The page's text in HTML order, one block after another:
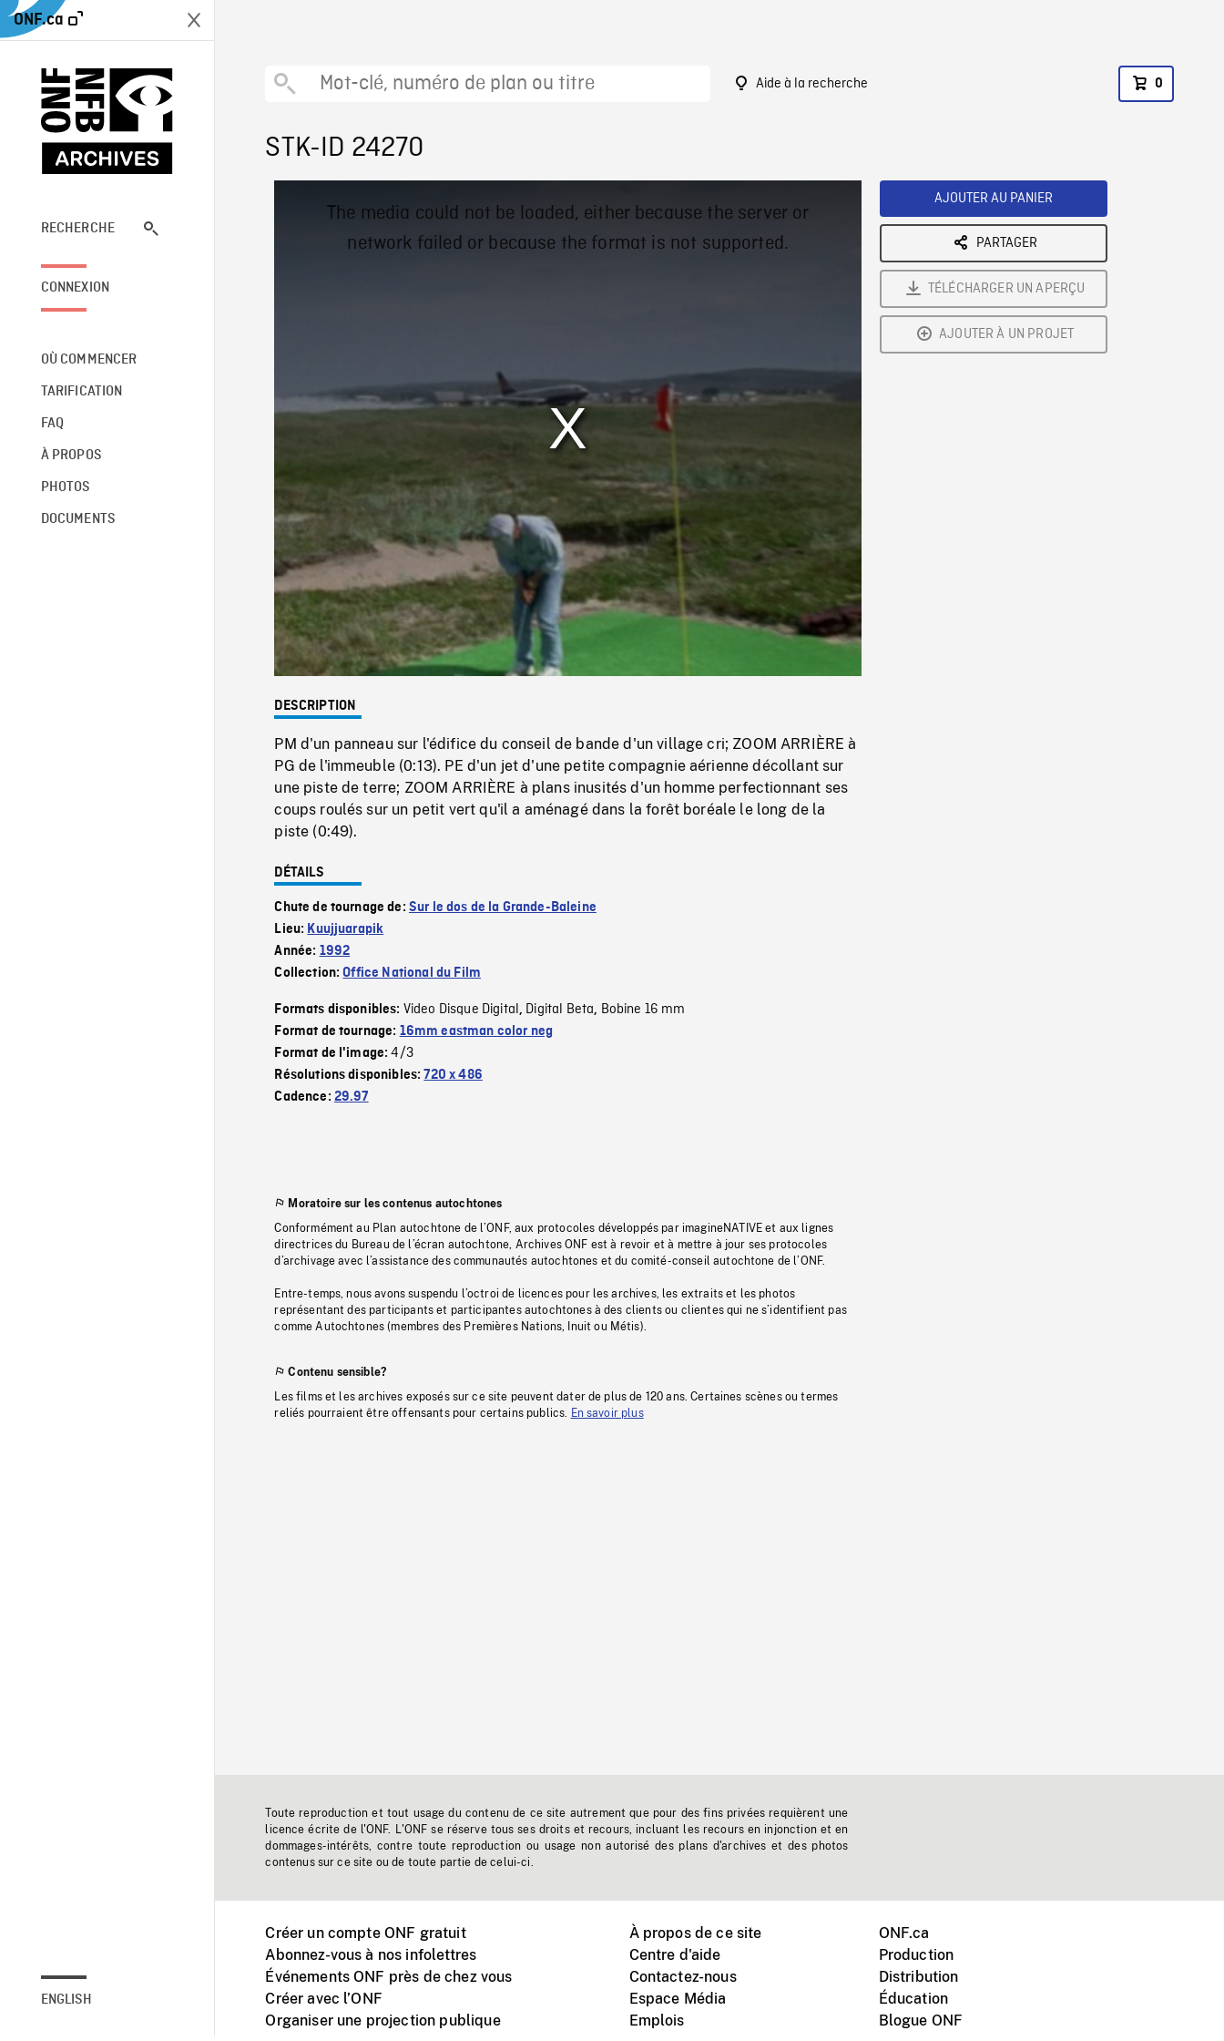
ONF.ca
RECHERCHE
CONNEXION
OÙ COMMENCER
TARIFICATION
FAQ
À PROPOS
PHOTOS
DOCUMENTS
ENGLISH
Aide à la recherche 0
STK-ID 24270
Mute
0%
Rate
The media could not be loaded, either because the server or
network failed or because the format is not supported.
DESCRIPTION
PM d'un panneau sur l'édifice du conseil de bande d'un village cri; ZOOM ARRIÈRE à
PG de l'immeuble (0:13). PE d'un jet d'une petite compagnie aérienne décollant sur
une piste de terre; ZOOM ARRIÈRE à plans inusités d'un homme perfectionnant ses
coups roulés sur un petit vert qu'il a aménagé dans la forêt boréale le long de la
piste (0:49).
DÉTAILS
Chute de tournage de: Sur le dos de la Grande-Baleine
Lieu: Kuujjuarapik
Année: 1992
Collection:Office National du Film
Formats disponibles: Video Disque Digital, Digital Beta, Bobine 16 mm
Format de tournage: 16mm eastman color neg
Format de l'image:4/3
Résolutions disponibles:720 x 486
Cadence: 29.97
Moratoire sur les contenus autochtones
Conformément au Plan autochtone de l’ONF, aux protocoles développés par imagineNATIVE et aux lignes
directrices du Bureau de l’écran autochtone, Archives ONF est à revoir et à mettre à jour ses protocoles
d’archivage avec l’assistance des communautés autochtones et du comité-conseil autochtone de l’ONF.
Entre-temps, nous avons suspendu l’octroi de licences pour les archives, les extraits et les photos
représentant des participants et participantes autochtones à des clients ou clientes qui ne s’identifient pas
comme Autochtones (membres des Premières Nations, Inuit ou Métis).
Contenu sensible?
Les films et les archives exposés sur ce site peuvent dater de plus de 120 ans. Certaines scènes ou termes
reliés pourraient être offensants pour certains publics.
En savoir plus
AJOUTER AU PANIER
PARTAGER
TÉLÉCHARGER UN APERÇU
AJOUTER À UN PROJET
Toute reproduction et tout usage du contenu de ce site autrement que pour des fins privées requièrent une
licence écrite de l'ONF. L'ONF se réserve tous ses droits et recours, incluant les recours en injonction et en
dommages-intérêts, contre toute reproduction ou usage non autorisé des plans d'archives et des photos
contenus sur ce site ou de toute partie de celui-ci.
Créer un compte ONF gratuit
Abonnez-vous à nos infolettres
Événements ONF près de chez vous
Créer avec l’ONF
Organiser une projection publique
À propos de ce site
Centre d'aide
Contactez-nous
Espace Média
Emplois
ONF.ca
Production
Distribution
Éducation
Blogue ONF